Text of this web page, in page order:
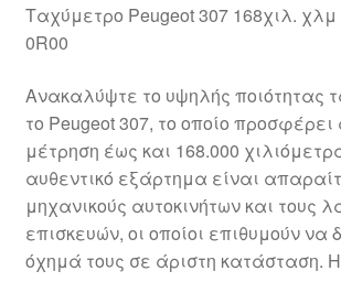
Μεταφορά
Ο λογαριασμός μου
Ολοκλήρωση αγοράς
Οροι και Προϋποθέσεις
Ταχύμετρο Peugeot 307 168χιλ. χλμ
0R00
Ανακαλύψτε το υψηλής ποιότητας
το Peugeot 307, το οποίο προσφέρει
μέτρηση έως και 168.000
αυθεντικό εξάρτημα είναι
μηχανικούς αυτοκινήτων και τους
επισκευών, οι οποίοι επιθυμούν να
όχημά τους σε άριστη κατάσταση.